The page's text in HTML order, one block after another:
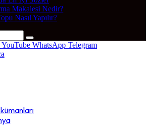
Makalesi Nedir?
Nasıl Yapılır?
YouTube WhatsApp Telegram